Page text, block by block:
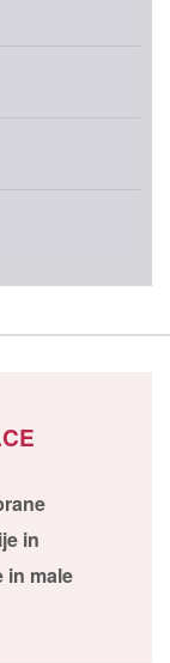
in
in male